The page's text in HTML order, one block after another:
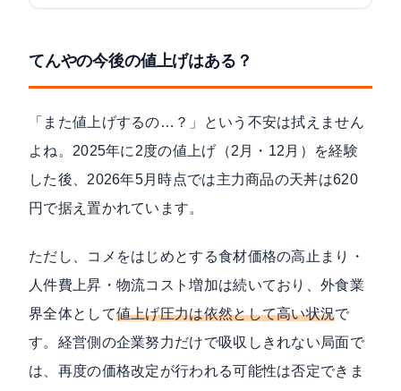
てんやの今後の値上げはある？
「また値上げするの…？」という不安は拭えません
よね。2025年に2度の値上げ（2月・12月）を経験
した後、2026年5月時点では主力商品の天丼は620
円で据え置かれています。
ただし、コメをはじめとする食材価格の高止まり・
人件費上昇・物流コスト増加は続いており、外食業
界全体として値上げ圧力は依然として高い状況で
す。経営側の企業努力だけで吸収しきれない局面で
は、再度の価格改定が行われる可能性は否定できま